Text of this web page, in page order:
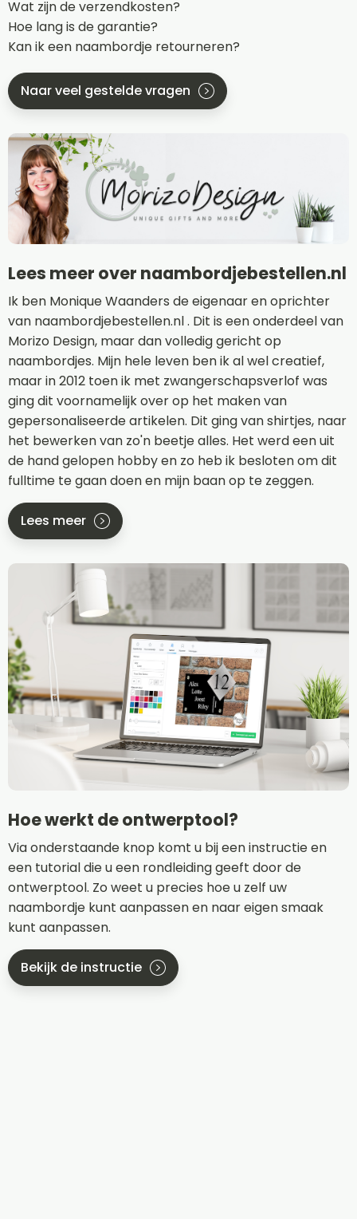
Wat zijn de verzendkosten?
Hoe lang is de garantie?
Kan ik een naambordje retourneren?
Naar veel gestelde vragen
Lees meer over naambordjebestellen.nl
Ik ben Monique Waanders de eigenaar en oprichter
van naambordjebestellen.nl . Dit is een onderdeel van
Morizo Design, maar dan volledig gericht op
naambordjes. Mijn hele leven ben ik al wel creatief,
maar in 2012 toen ik met zwangerschapsverlof was
ging dit voornamelijk over op het maken van
gepersonaliseerde artikelen. Dit ging van shirtjes, naar
het bewerken van zo'n beetje alles. Het werd een uit
de hand gelopen hobby en zo heb ik besloten om dit
fulltime te gaan doen en mijn baan op te zeggen.
Lees meer
Hoe werkt de ontwerptool?
Via onderstaande knop komt u bij een instructie en
een tutorial die u een rondleiding geeft door de
ontwerptool. Zo weet u precies hoe u zelf uw
naambordje kunt aanpassen en naar eigen smaak
kunt aanpassen.
Bekijk de instructie